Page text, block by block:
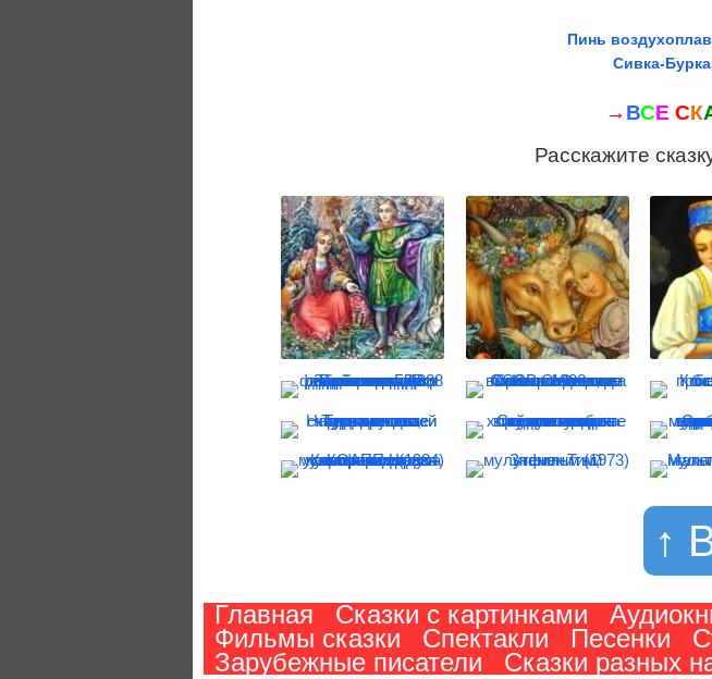
Пинь
Сивка-
→ ВСЕ СК
Расскажите
↑
Главная Сказки с картинками
Фильмы сказки
Спектакли Песенки
Зарубежные писатели
Сказки разных